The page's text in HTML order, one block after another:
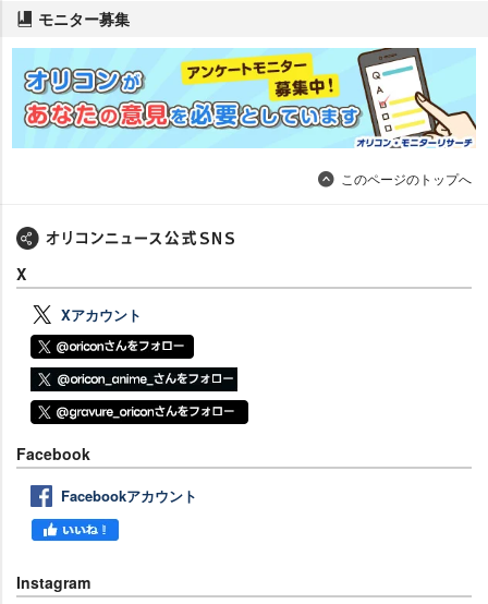
モニター募集
このページのトップへ
X
Xアカウント
Facebook
Facebookアカウント
Instagram